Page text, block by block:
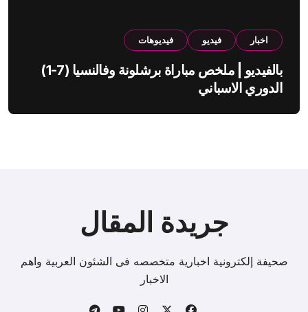
اخبار فيديو فيديوهات
بالفيديو | ملخص مباراة برشلونة وفالنسيا (7-1)
الدوري الاسباني
جريدة المقال
صحيفة إلكترونية اخبارية متخصصه فى الشئون العربية واهم
الاخبار